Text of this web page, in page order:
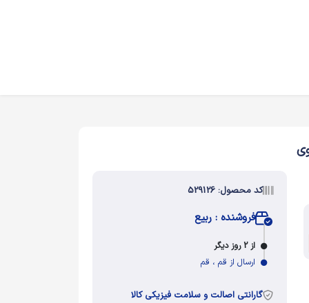
کد محصول: 529126
فروشنده : ربیع
از 2 روز دیگر
ارسال از قم ، قم
گارانتی اصالت و سلامت فیزیکی کالا